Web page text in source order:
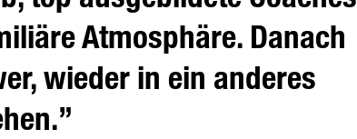
Atmosphäre. Danach
wieder in ein anderes